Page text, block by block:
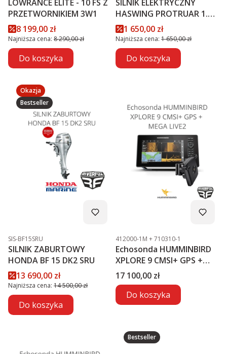
LOWRANCE ELITE - 10 FS Z
PRZETWORNIKIEM 3W1
Cena promocyjna
8 199,00 zł
Najniższa cena: 8 290,00 zł
Do koszyka
SILNIK ELEKTRYCZNY
HASWING PROTRUAR 1.0 -
12VCena promocyjna
1 650,00 zł
Najniższa cena: 1 650,00 zł
Do koszyka
Okazja
Bestseller
Kod produktu
SIS-BF15SRU
SILNIK ZABURTOWY
HONDA BF 15 DK2 SRU
Cena promocyjna
13 690,00 zł
Najniższa cena: 14 500,00 zł
Do koszyka
Kod produktu
412000-1M + 710310-1
Echosonda HUMMINBIRD
XPLORE 9 CMSI+ GPS +
MEGA LIVE2
Cena
17 100,00 zł
Do koszyka
Bestseller